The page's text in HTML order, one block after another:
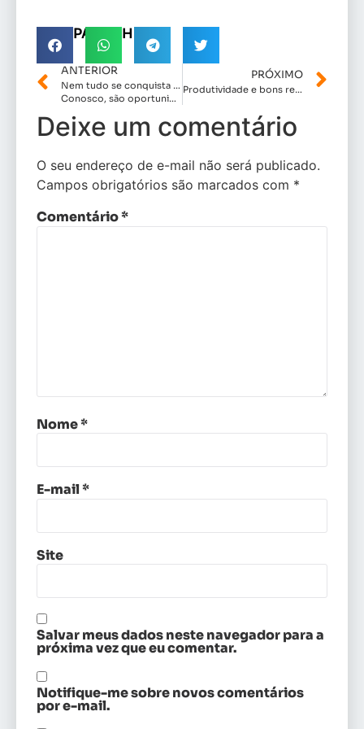
COMPARTILHE!
ANTERIOR
Nem tudo se conquista com promessas.
Conosco, são oportunidades chegando pra quem mais precisa.
PRÓXIMO
Produtividade e bons resultados:Vereadora Nara Aguiar tem mais 3 leis sancionadas em Carutapera.
Deixe um comentário
O seu endereço de e-mail não será publicado.
Campos obrigatórios são marcados com *
Comentário*
Nome*
E-mail*
Site
Salvar meus dados neste navegador para a
próxima vez que eu comentar.
Notifique-me sobre novos comentários
por e-mail.